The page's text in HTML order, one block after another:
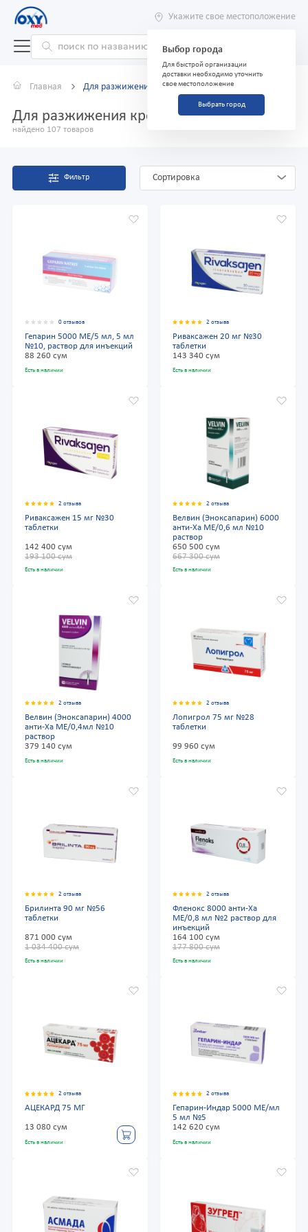
Укажите свое местоположение
Выбор города
Для быстрой организации
доставки необходимо уточнить
свое местоположение
Выбрать город
Главная Для разжижения крови
Для разжижения крови
найдено 107 товаров
Фильтр Сортировка
0 отзывов
Гепарин 5000 МЕ/5 мл, 5 мл
№10, раствор для инъекций
88 260 сум
Есть в наличии
2 отзыва
Риваксажен 20 мг №30
таблетки
143 340 сум
Есть в наличии
2 отзыва
Риваксажен 15 мг №30
таблетки
142 400 сум
193 100 сум
Есть в наличии
2 отзыва
Велвин (Эноксапарин) 6000
анти-Ха МЕ/0,6 мл №10
раствор
650 500 сум
667 300 сум
Есть в наличии
2 отзыва
Велвин (Эноксапарин) 4000
анти-Ха МЕ/0,4мл №10
раствор
379 140 сум
Есть в наличии
2 отзыва
Лопигрол 75 мг №28
таблетки
99 960 сум
Есть в наличии
2 отзыва
Брилинта 90 мг №56
таблетки
871 000 сум
1 034 400 сум
Есть в наличии
2 отзыва
Фленокс 8000 анти-Ха
МЕ/0,8 мл №2 раствор для
инъекций
164 100 сум
177 800 сум
Есть в наличии
2 отзыва
АЦЕКАРД 75 МГ
13 080 сум
Есть в наличии
2 отзыва
Гепарин-Индар 5000 МЕ/мл
5 мл №5
142 620 сум
Есть в наличии